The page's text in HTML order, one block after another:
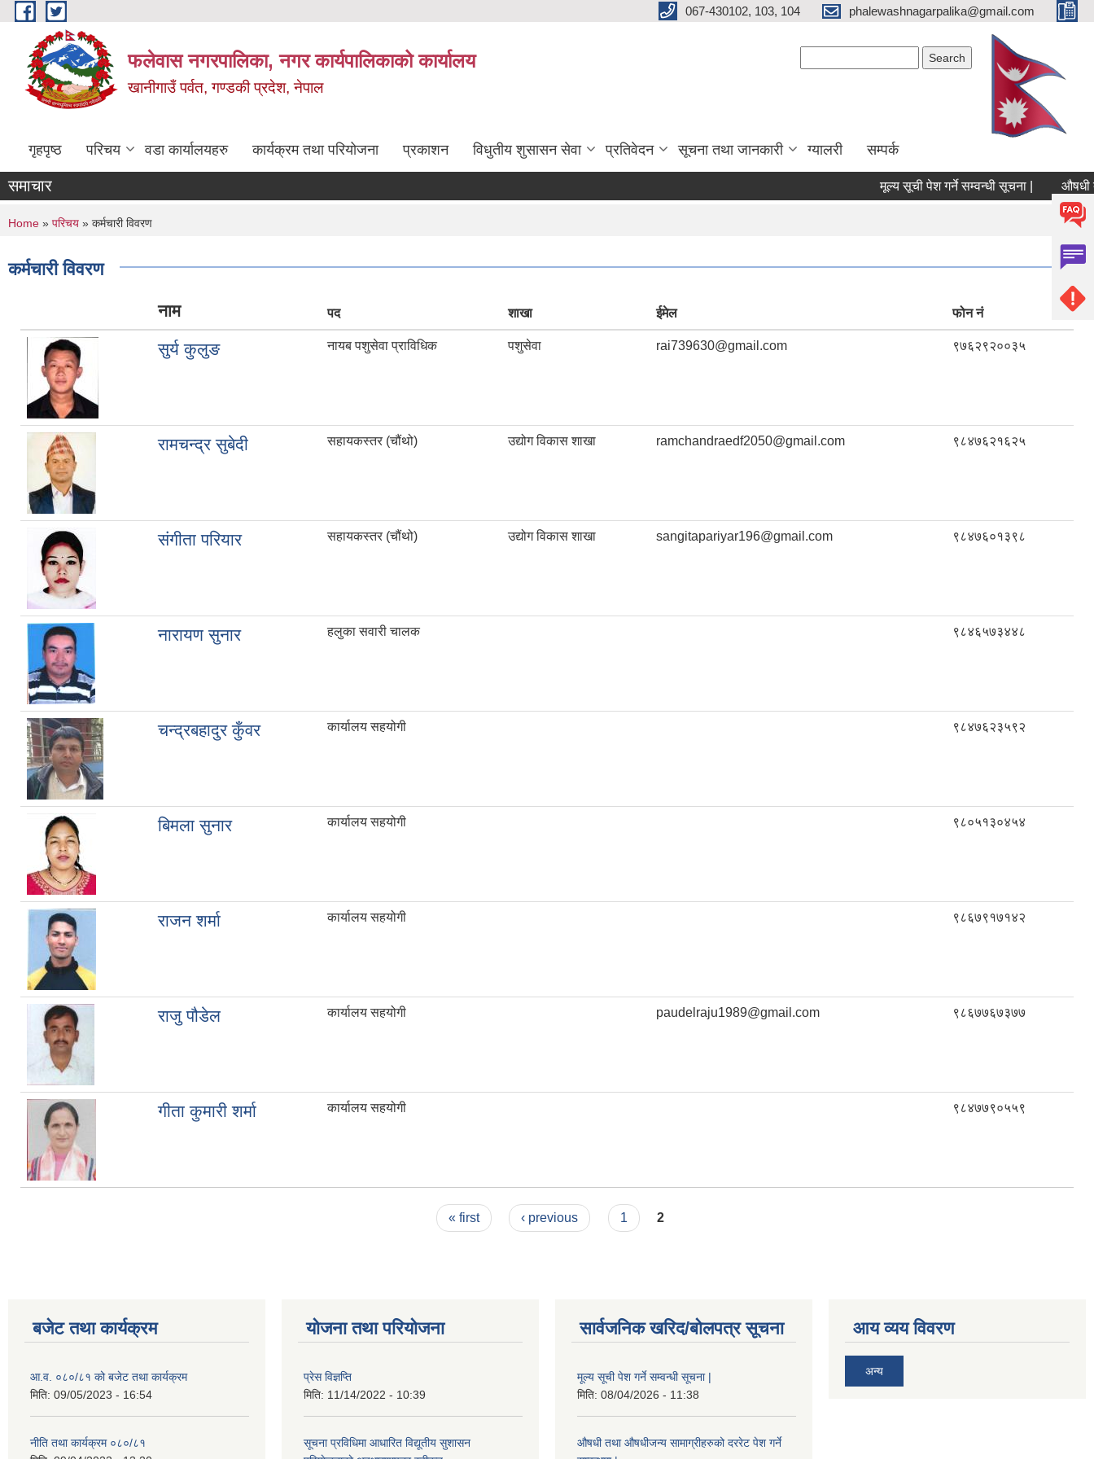
Skip to main content 067-430102, 103, 104 phalewashnagarpalika@gmail.com
फलेवास नगरपालिका, नगर कार्यपालिकाको कार्यालय
खानीगाउँ पर्वत, गण्डकी प्रदेश, नेपाल
गृहपृष्ठ परिचय वडा कार्यालयहरु कार्यक्रम तथा परियोजना प्रकाशन विधुतीय शुसासन सेवा प्रतिवेदन सूचना तथा जानकारी ग्यालरी सम्पर्क
समाचार मूल्य सूची पेश गर्ने सम्वन्धी सूचना | औषधी
You are here
Home » परिचय » कर्मचारी विवरण
कर्मचारी विवरण
नाम पद शाखा ईमेल फोन नं
सुर्य कुलुङ नायब पशुसेवा प्राविधिक पशुसेवा rai739630@gmail.com ९७६२९२००३५
रामचन्द्र सुबेदी सहायकस्तर (चौंथो) उद्योग विकास शाखा ramchandraedf2050@gmail.com ९८४७६२१६२५
संगीता परियार सहायकस्तर (चौंथो) उद्योग विकास शाखा sangitapariyar196@gmail.com ९८४७६०१३९८
नारायण सुनार हलुका सवारी चालक ९८४६५७३४४८
चन्द्रबहादुर कुँवर कार्यालय सहयोगी ९८४७६२३५९२
बिमला सुनार कार्यालय सहयोगी ९८०५१३०४५४
राजन शर्मा कार्यालय सहयोगी ९८६७९१७१४२
राजु पौडेल कार्यालय सहयोगी paudelraju1989@gmail.com ९८६७७६७३७७
गीता कुमारी शर्मा कार्यालय सहयोगी ९८४७७९०५५९
« first ‹ previous 1 2
बजेट तथा कार्यक्रम
आ.व. ०८०/८१ को बजेट तथा कार्यक्रम
मिति: 09/05/2023 - 16:54
नीति तथा कार्यक्रम ०८०/८१
योजना तथा परियोजना
प्रेस विज्ञप्ति
मिति: 11/14/2022 - 10:39
सूचना प्रविधिमा आधारित विद्यूतीय सुशासन
सार्वजनिक खरिद/बोलपत्र सूचना
मूल्य सूची पेश गर्ने सम्वन्धी सूचना |
मिति: 08/04/2026 - 11:38
औषधी तथा औषधीजन्य सामाग्रीहरुको दररेट पेश गर्ने
आय व्यय विवरण
अन्य